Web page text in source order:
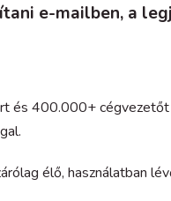
e-mailben, a
és 400.000+ cégvezetőt
élő, használatban